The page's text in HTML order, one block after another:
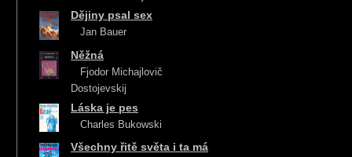
Dějiny psal sex
Jan Bauer
Něžná
Fjodor Michajlovič
Dostojevskij
Láska je pes
Charles Bukowski
Všechny řitě světa i ta má